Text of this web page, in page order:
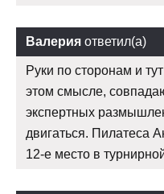
Валерия ответил(а)
Руки по сторонам и
этом смысле,
экспертных
двигаться. Пилатеса
12-е место в